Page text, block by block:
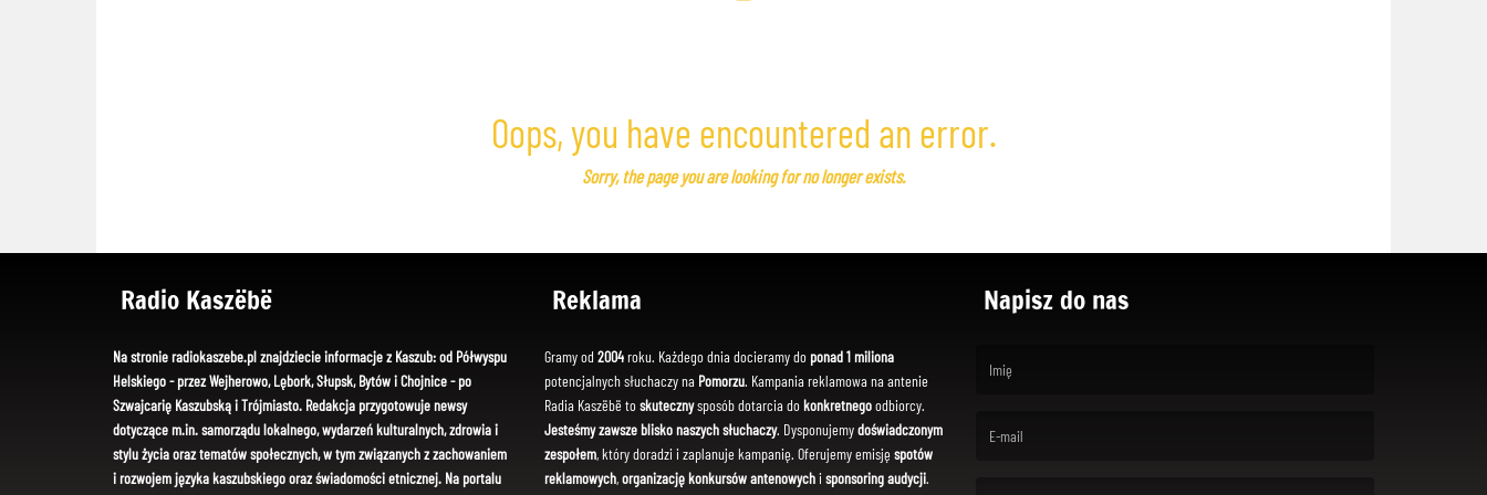
Oops, you have encountered an error.
Sorry, the page you are looking for no longer exists.
Radio Kaszëbë
Na stronie radiokaszebe.pl znajdziecie informacje z Kaszub: od Półwyspu
Helskiego - przez Wejherowo, Lębork, Słupsk, Bytów i Chojnice - po
Szwajcarię Kaszubską i Trójmiasto. Redakcja przygotowuje newsy
dotyczące m.in. samorządu lokalnego, wydarzeń kulturalnych, zdrowia i
stylu życia oraz tematów społecznych, w tym związanych z zachowaniem
i rozwojem języka kaszubskiego oraz świadomości etnicznej. Na portalu
Reklama
Gramy od 2004roku. Każdego dnia docieramy do ponad 1 miliona
potencjalnych słuchaczy na Pomorzu. Kampania reklamowa na antenie
Radia Kaszëbë toskutecznysposób dotarcia dokonkretnegoodbiorcy.
Jesteśmy zawsze blisko naszych słuchaczy. Dysponujemydoświadczonym
zespołem, który doradzi i zaplanuje kampanię. Oferujemy emisję spotów
reklamowych,organizację konkursów antenowychi sponsoring audycji.
Napisz do nas